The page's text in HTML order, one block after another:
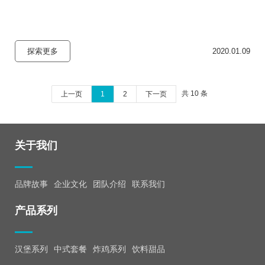
探索更多 2020.01.09
上一页 1 2 下一页 共 10 条
关于我们
品牌故事 企业文化 团队介绍 联系我们
产品系列
汉堡系列 中式套餐 炸鸡系列 饮料甜品